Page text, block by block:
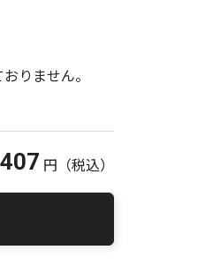
りません。
407 円 （税込）